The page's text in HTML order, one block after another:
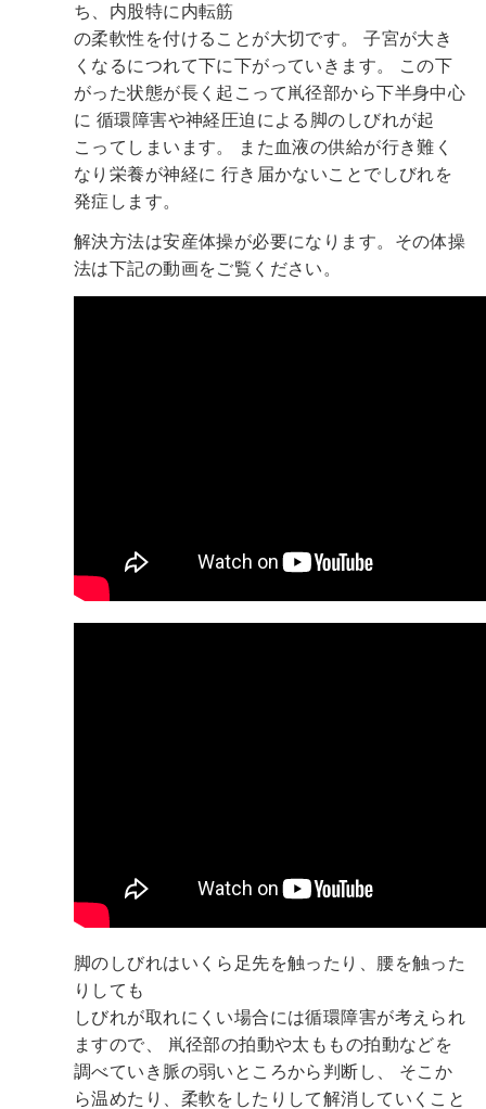
ち、内股特に内転筋
の柔軟性を付けることが大切です。
子宮が大き
くなるにつれて下に下がっていきます。
この下
がった状態が長く起こって鼡径部から下半身中心
に 循環障害や神経圧迫による脚のしびれが起
こってしまいます。
また血液の供給が行き難く
なり栄養が神経に 行き届かないことでしびれを
発症します。
解決方法は安産体操が必要になります。その体操
法は下記の動画をご覧ください。
脚のしびれはいくら足先を触ったり、腰を触った
りしても
しびれが取れにくい場合には循環障害が考えられ
ますので、
鼡径部の拍動や太ももの拍動などを
調べていき脈の弱いところから判断し、
そこか
ら温めたり、柔軟をしたりして解消していくこと